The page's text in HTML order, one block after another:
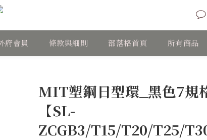
府會員 條款與細則 部落格首頁 所有商品
MIT塑鋼日型環_黑色7規
【SL-
ZCGB3/T15/T20/T25/